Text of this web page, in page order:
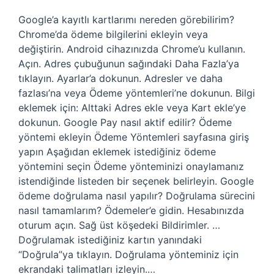
Google’a kayıtlı kartlarımı nereden görebilirim?
Chrome’da ödeme bilgilerini ekleyin veya
değiştirin. Android cihazınızda Chrome’u kullanın.
Açın. Adres çubuğunun sağındaki Daha Fazla’ya
tıklayın. Ayarlar’a dokunun. Adresler ve daha
fazlası’na veya Ödeme yöntemleri’ne dokunun. Bilgi
eklemek için: Alttaki Adres ekle veya Kart ekle’ye
dokunun. Google Pay nasıl aktif edilir? Ödeme
yöntemi ekleyin Ödeme Yöntemleri sayfasına giriş
yapın Aşağıdan eklemek istediğiniz ödeme
yöntemini seçin Ödeme yönteminizi onaylamanız
istendiğinde listeden bir seçenek belirleyin. Google
ödeme doğrulama nasıl yapılır? Doğrulama sürecini
nasıl tamamlarım? Ödemeler’e gidin. Hesabınızda
oturum açın. Sağ üst köşedeki Bildirimler. …
Doğrulamak istediğiniz kartın yanındaki
“Doğrula”ya tıklayın. Doğrulama yönteminiz için
ekrandaki talimatları izleyin.…